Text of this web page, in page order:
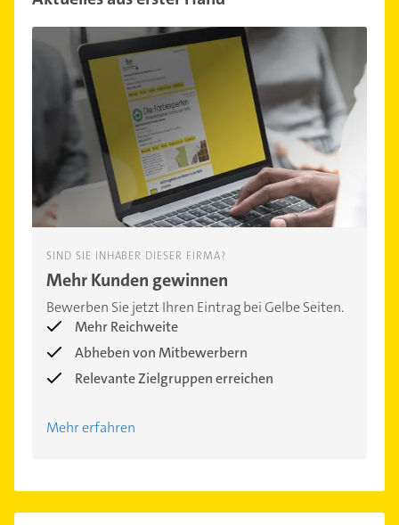
SIND SIE INHABER DIESER FIRMA?
Mehr Kunden gewinnen
Bewerben Sie jetzt Ihren Eintrag bei Gelbe Seiten.
Mehr Reichweite
Abheben von Mitbewerbern
Relevante Zielgruppen erreichen
Mehr erfahren